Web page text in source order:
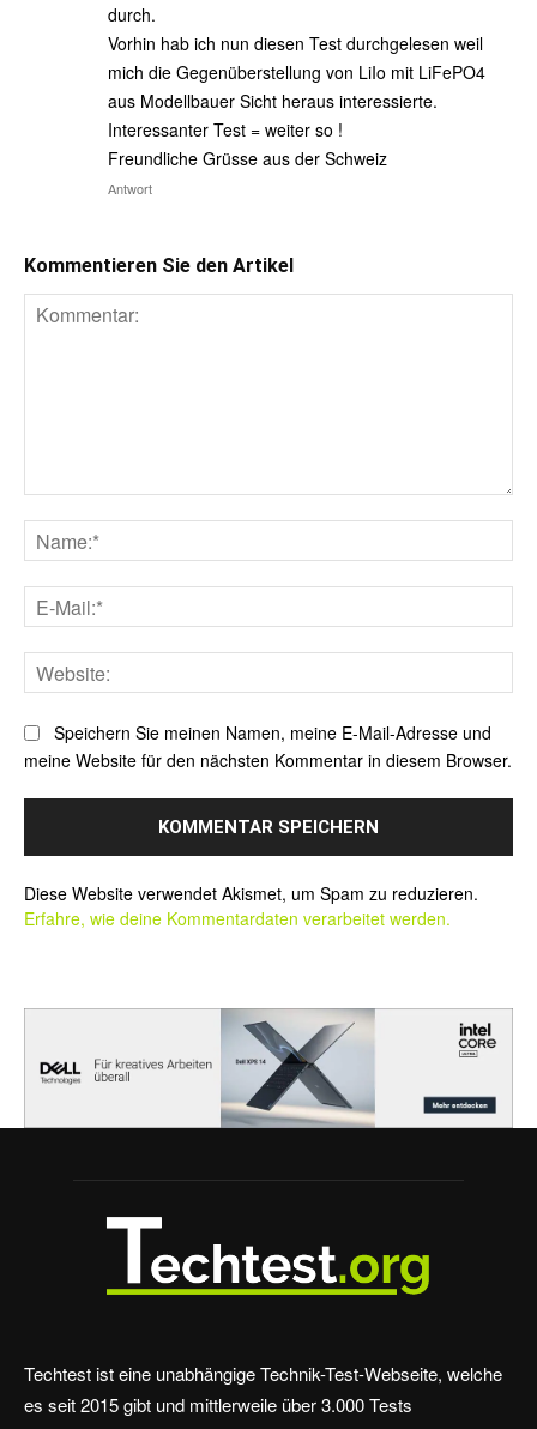
durch.
Vorhin hab ich nun diesen Test durchgelesen weil
mich die Gegenüberstellung von LiIo mit LiFePO4
aus Modellbauer Sicht heraus interessierte.
Interessanter Test = weiter so !
Freundliche Grüsse aus der Schweiz
Antwort
Kommentieren Sie den Artikel
Speichern Sie meinen Namen, meine E-Mail-Adresse und
meine Website für den nächsten Kommentar in diesem Browser.
Diese Website verwendet Akismet, um Spam zu reduzieren.
Erfahre, wie deine Kommentardaten verarbeitet werden.
Techtest ist eine unabhängige Technik-Test-Webseite, welche
es seit 2015 gibt und mittlerweile über 3.000 Tests